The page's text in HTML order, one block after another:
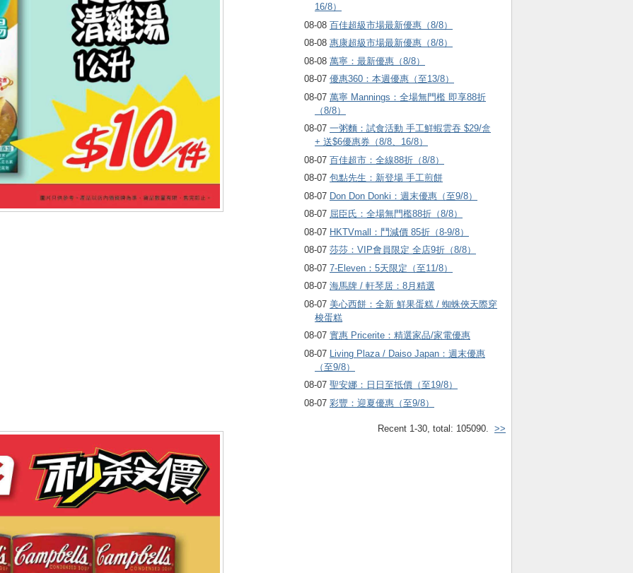
16/8）
08-08 百佳超級市場最新優惠（8/8）
08-08 惠康超級市場最新優惠（8/8）
08-08 萬寧：最新優惠（8/8）
08-07 優惠360：本週優惠（至13/8）
08-07 萬寧 Mannings：全場無門檻 即享88折
（8/8）
08-07 一粥麵：試食活動 手工鮮蝦雲吞 $29/盒
+ 送$6優惠券（8/8、16/8）
08-07 百佳超市：全線88折（8/8）
08-07 包點先生：新登場 手工煎餅
08-07 Don Don Donki：週末優惠（至9/8）
08-07 屈臣氏：全場無門檻88折（8/8）
08-07 HKTVmall ：鬥減價 85折（8-9/8）
08-07 莎莎：VIP會員限定 全店9折（8/8）
08-07 7-Eleven：5天限定（至11/8）
08-07 海馬牌 / 軒琴居：8月精選
08-07 美心西餅：全新 鮮果蛋糕 / 蜘蛛俠天際穿
梭蛋糕
08-07 實惠 Pricerite：精選家品/家電優惠
08-07
Living Plaza / Daiso Japan：週末優惠
（至9/8）
08-07 聖安娜：日日至抵價（至19/8）
08-07 彩豐：迎夏優惠（至9/8）
Recent 1-30, total: 105090. >>